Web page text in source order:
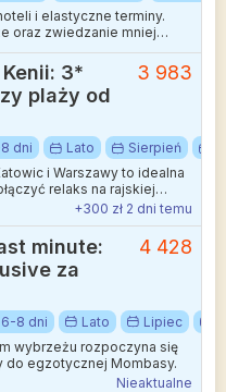
i elastyczne terminy.
oraz zwiedzanie mniej
3*
plaży od
3 983
dni Lato Sierpień
i Warszawy to idealna
relaks na rajskiej
+300 zł 2 dni temu
minute:
za
4 428
6-8 dni Lato Lipiec
wybrzeżu rozpoczyna się
do egzotycznej Mombasy.
Nieaktualne